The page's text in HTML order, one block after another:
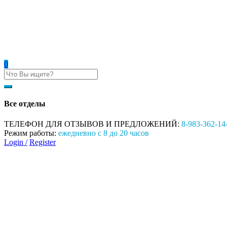
0
Все отделы
ТЕЛЕФОН ДЛЯ ОТЗЫВОВ И ПРЕДЛОЖЕНИЙ: 8-983-362-
Режим работы: ежедневно с 8 до 20 часов
Login / Register